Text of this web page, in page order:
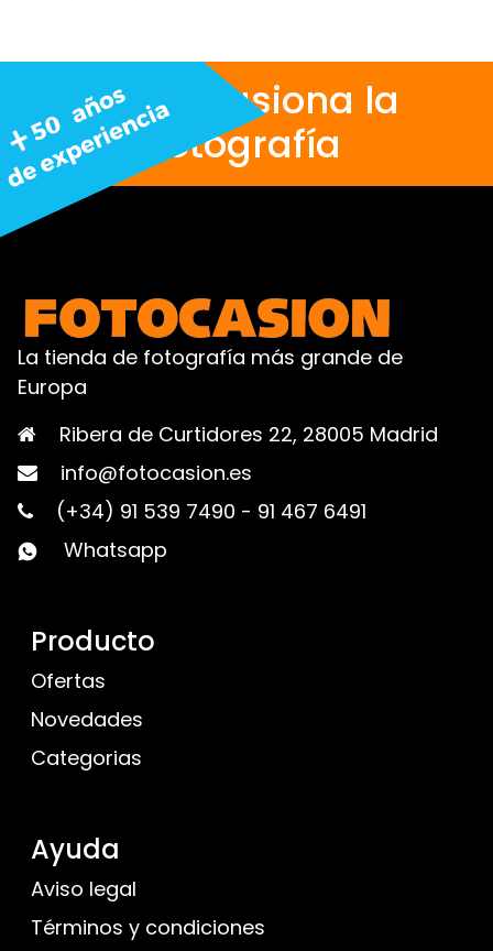
Nos apasiona la
fotografía
La tienda de fotografía más grande de
Europa
Ribera de Curtidores 22, 28005 Madrid
info@fotocasion.es
(+34) 91 539 7490 - 91 467 6491
Whatsapp
Producto
Ofertas
Novedades
Categorias
Ayuda
Aviso legal
Términos y condiciones